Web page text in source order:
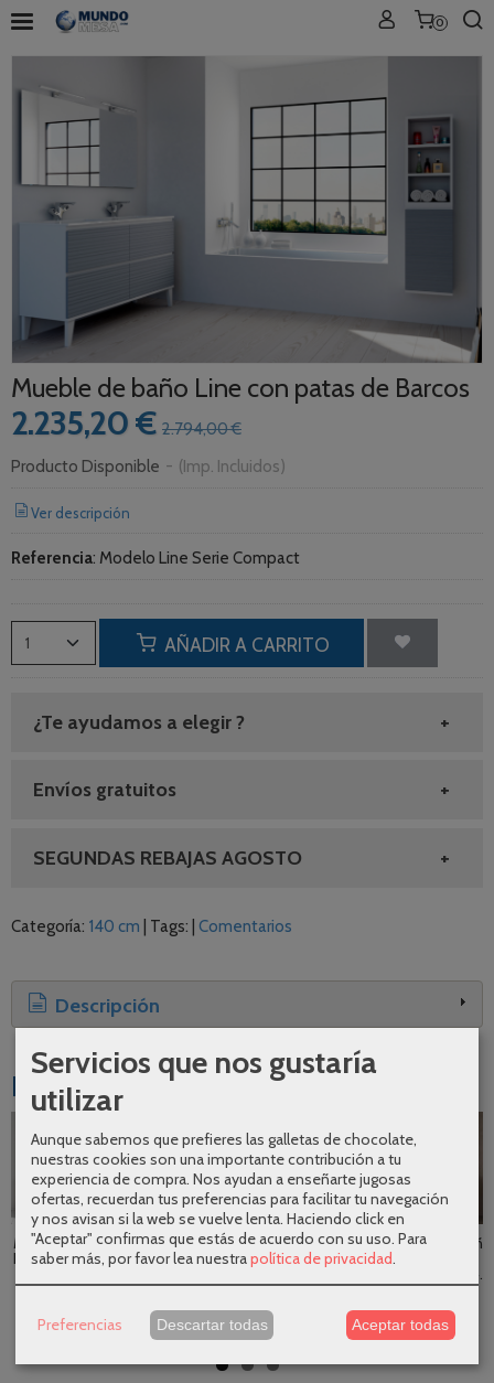
0
Mueble de baño Line con patas de Barcos
2.235,20 € 2.794,00 €
Producto Disponible - (Imp. Incluidos)
Ver descripción
Referencia: Modelo Line Serie Compact
AÑADIR A CARRITO
¿Te ayudamos a elegir ?
Envíos gratuitos
SEGUNDAS REBAJAS AGOSTO
Categoría: 140 cm Tags: Comentarios
Descripción
Productos Relacionados
-20 %
Mueble de baño
Deco con patas
2.040,00 €
Mueble de baño
Noja
Mueble de baño
Noja
suspendido 4...
Mueble de baño
suspendido 4...
Servicios que nos gustaría
utilizar
Aunque sabemos que prefieres las galletas de chocolate,
nuestras cookies son una importante contribución a tu
experiencia de compra. Nos ayudan a enseñarte jugosas
ofertas, recuerdan tus preferencias para facilitar tu navegación
y nos avisan si la web se vuelve lenta. Haciendo click en
"Aceptar" confirmas que estás de acuerdo con su uso. Para
saber más, por favor lea nuestrapolítica de privacidad
Preferencias Descartar todas Aceptar todas